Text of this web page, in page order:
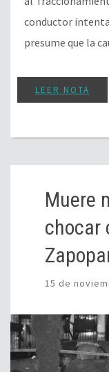
conductor
presume que la
LEER NOTA
Muere
chocar
15 de